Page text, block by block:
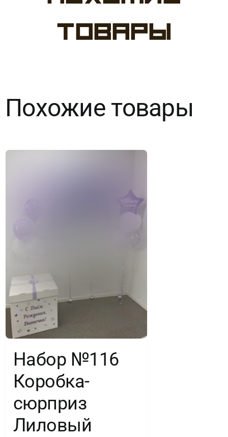
Коробка-
мир
товары
Похожие товары
Набор №116
Коробка-
сюрприз
Лиловый